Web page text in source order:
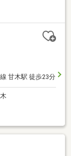
甘木駅 徒歩23分